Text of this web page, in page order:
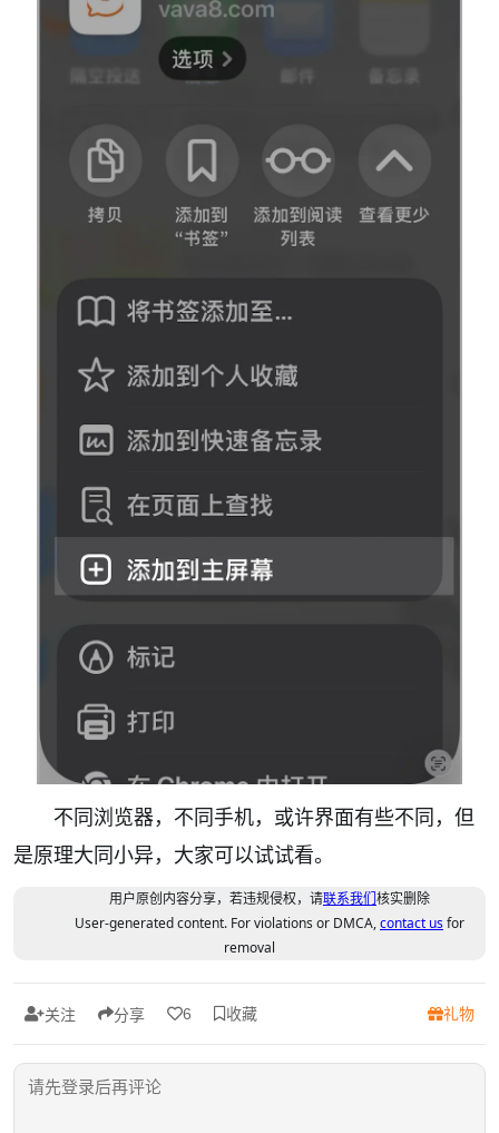
不同浏览器，不同手机，或许界面有些不同，但
是原理大同小异，大家可以试试看。
用户原创内容分享，若违规侵权，请联系我们核实删除
User-generated content. For violations or DMCA,contact usfor
removal
关注 分享 6 收藏 礼物